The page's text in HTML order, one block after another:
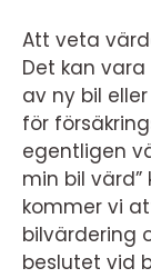
Att veta
Det kan
av ny bil
för
egentligen
min bil
kommer vi
bilvärdering
beslutet vid